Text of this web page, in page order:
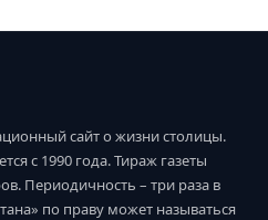
сайт о жизни столицы.
с 1990 года. Тираж газеты
Периодичность – три раза в
по праву может называться